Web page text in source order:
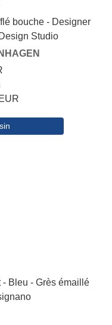
bouche - Designer
Studio
- Bleu - Grès émaillé